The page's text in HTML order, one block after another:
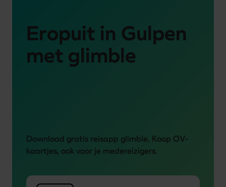
Eropuit in Gulpen
met glimble
Download gratis reisapp glimble. Koop OV-
kaartjes, ook voor je medereizigers.